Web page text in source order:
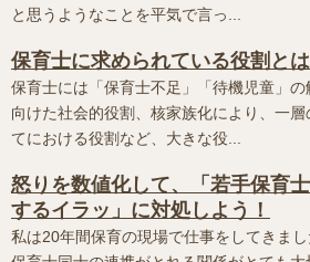
と思うようなことを平気で言っ...
保育士に求められている役割とは
保育士には「保育士不足」「待機児童」の
向けた社会的役割、核家族化により、一層
てにおける役割など、大きな役...
怒りを数値化して、「若手保育
するイラッ」に対処しよう！
私は20年間保育の現場で仕事をしてきまし